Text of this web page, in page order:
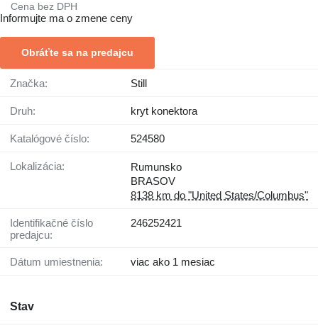
Cena bez DPH
Informujte ma o zmene ceny
Obráťte sa na predajcu
Značka: Still
Druh: kryt konektora
Katalógové číslo: 524580
Lokalizácia:
Rumunsko
BRASOV
8138 km do "United States/Columbus"
Identifikačné číslo
predajcu:
246252421
Dátum umiestnenia: viac ako 1 mesiac
Stav